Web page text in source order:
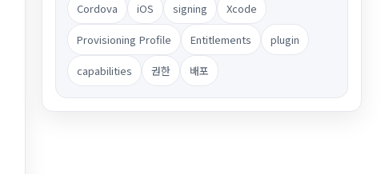
Cordova iOS signing Xcode
Provisioning Profile Entitlements plugin
capabilities 권한 배포